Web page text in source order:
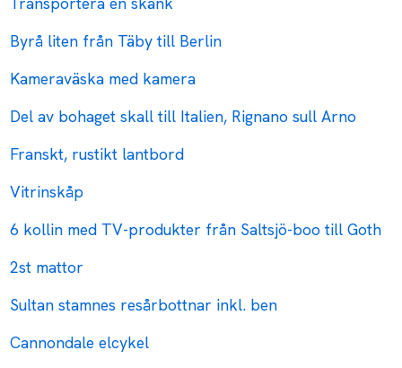
Byrå liten från Täby till Berlin
Kameraväska med kamera
Del av bohaget skall till Italien, Rignano sull Arno
Franskt, rustikt lantbord
Vitrinskåp
6 kollin med TV-produkter från Saltsjö-boo till Goth
2st mattor
Sultan stamnes resårbottnar inkl. ben
Cannondale elcykel